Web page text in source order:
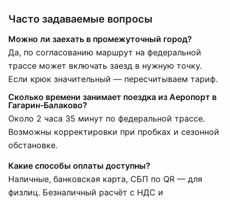
Часто задаваемые вопросы
Можно ли заехать в промежуточный город?
Да, по согласованию маршрут на федеральной
трассе может включать заезд в нужную точку.
Если крюк значительный — пересчитываем тариф.
Сколько времени занимает поездка из Аеропорт в
Гагарин-Балаково?
Около 2 часа 35 минут по федеральной трассе.
Возможны корректировки при пробках и сезонной
обстановке.
Какие способы оплаты доступны?
Наличные, банковская карта, СБП по QR — для
физлиц. Безналичный расчёт с НДС и